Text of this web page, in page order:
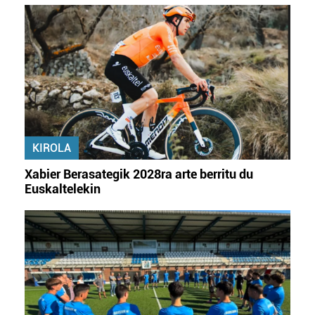
datuen atalean. Edozein unetan alda edo ken dezakezu
zure baimena Cookieen adierazpenean.
Webgune honek cookie propioak eta hirugarrenen cookie-
fitxategiak erabiltzen ditu. Zure esperientzia eta
zerbitzuak hobetzeko asmoz, cookie teknologiaz
baliatzen gara. Ohar hau onartuz gero, teknologia hori
erabiltzeko baimen esplizitua ematen diguzu.Gehiago
irakurri
KIROLA
Xabier Berasategik 2028ra arte berritu du
Euskaltelekin